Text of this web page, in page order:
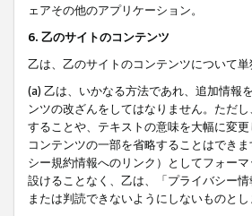
ェアその他のアプリケーション。
6. 乙のサイトのコンテンツ
乙は、乙のサイトのコンテンツについて
(a) 乙は、いかなる方法であれ、追加情報
ンツの改ざんをしてはなりません。ただ
することや、テキストの意味を大幅に変
コンテンツの一部を省略することはでき
シー規約情報へのリンク）としてフォー
設けることなく、乙は、「プライバシー
または判読できないようにしないものとし